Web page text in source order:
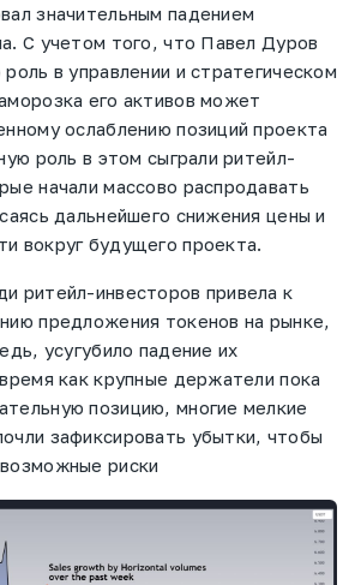
значительным падением
С учетом того, что Павел Дуров
в управлении и стратегическом
его активов может
ослаблению позиций проекта
роль в этом сыграли ритейл-
начали массово распродавать
дальнейшего снижения цены и
вокруг будущего проекта.
ритейл-инвесторов привела к
предложения токенов на рынке,
усугубило падение их
как крупные держатели пока
позицию, многие мелкие
зафиксировать убытки, чтобы
риски